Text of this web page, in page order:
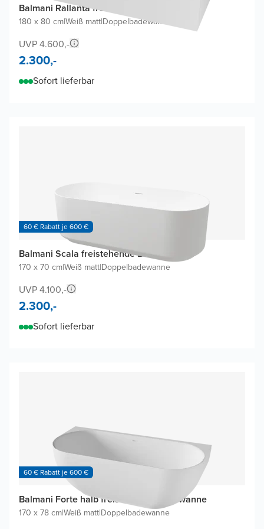
Balmani Rallanta freistehende Badewanne
180 x 80 cm|Weiß matt|Doppelbadewanne
UVP 4.600,-
2.300,-
Sofort lieferbar
60 € Rabatt je 600 €
Balmani Scala freistehende Badewanne
170 x 70 cm|Weiß matt|Doppelbadewanne
UVP 4.100,-
2.300,-
Sofort lieferbar
60 € Rabatt je 600 €
Balmani Forte halb freistehende Badewanne
170 x 78 cm|Weiß matt|Doppelbadewanne